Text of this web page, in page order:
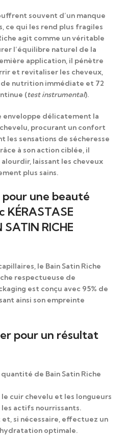
souvent d’un manque
ce qui les rend plus fragiles
agit comme un véritable
l’équilibre naturel de la
application, il pénètre
et revitaliser les cheveux,
de nutrition immédiate et 72
(test instrumental).
enveloppe délicatement la
procurant un confort
les sensations de sécheresse
à son action ciblée, il
laissant les cheveux
plus sains.
une beauté
KÉRASTASE
RICHE
le Bain Satin Riche
respectueuse de
est conçu avec 95% de
ainsi son empreinte
pour un résultat
de Bain Satin Riche
cuir chevelu et les longueurs
actifs nourrissants.
et, si nécessaire, effectuez un
optimale.